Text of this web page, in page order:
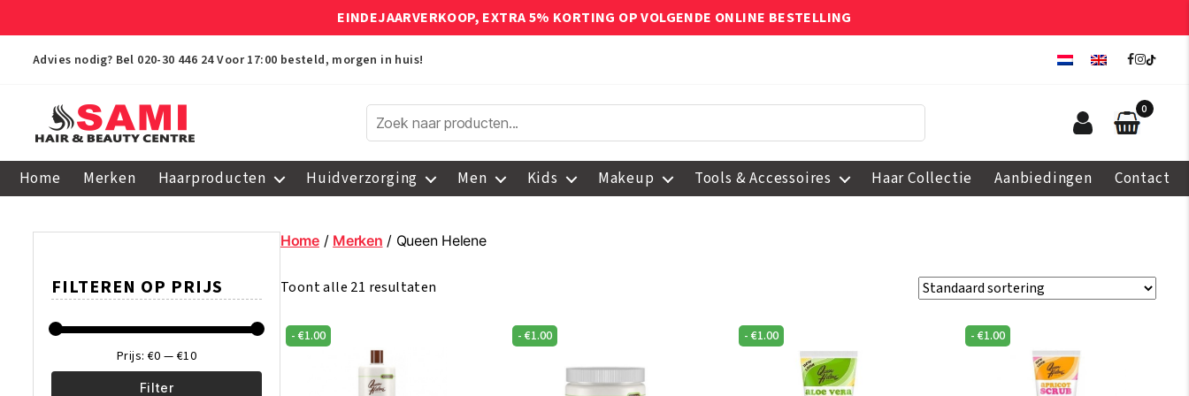
EINDEJAARVERKOOP, EXTRA 5% KORTING OP VOLGENDE ONLINE BESTELLING
Advies nodig? Bel 020-30 446 24 Voor 17:00 besteld, morgen in huis!
Hair
Beauty
0
Home Merken Haarproducten Huidverzorging Men Kids Makeup Tools & Accessoires Haar Collectie Aanbiedingen Contact
FILTEREN OP PRIJS
Filter
Prijs: €0 — €10
Home/ Merken / Queen Helene
Toont alle 21 resultaten
- €1.00 - €1.00 - €1.00 - €1.00